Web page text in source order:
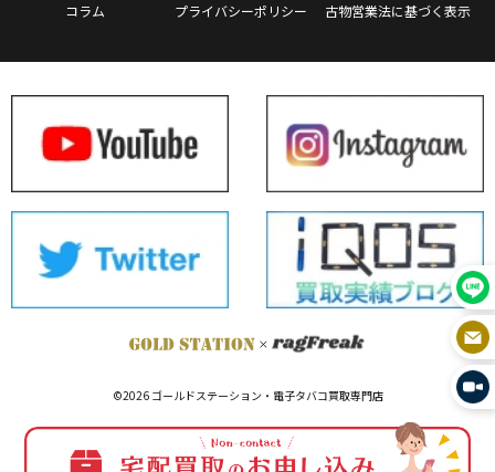
コラム プライバシーポリシー 古物営業法に基づく表示
©2026 ゴールドステーション・電子タバコ買取専門店